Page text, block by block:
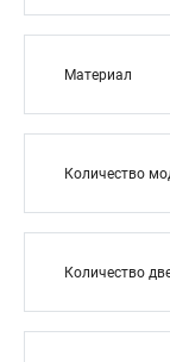
Материал
Количество
Количество